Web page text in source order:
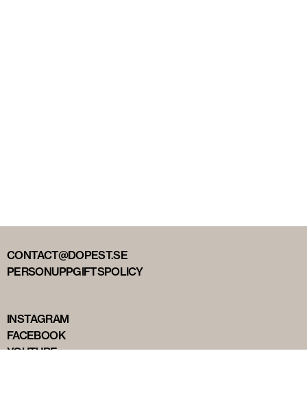
CONTACT@DOPEST.SE
PERSONUPPGIFTSPOLICY
INSTAGRAM
FACEBOOK
YOUTUBE